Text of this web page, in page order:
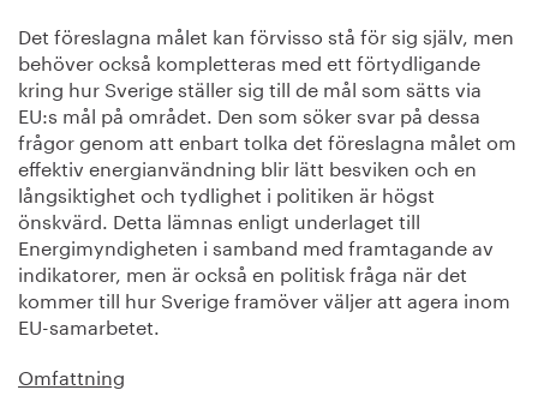
Det föreslagna målet kan förvisso stå för sig själv, men
behöver också kompletteras med ett förtydligande
kring hur Sverige ställer sig till de mål som sätts via
EU:s mål på området. Den som söker svar på dessa
frågor genom att enbart tolka det föreslagna målet om
effektiv energianvändning blir lätt besviken och en
långsiktighet och tydlighet i politiken är högst
önskvärd. Detta lämnas enligt underlaget till
Energimyndigheten i samband med framtagande av
indikatorer, men är också en politisk fråga när det
kommer till hur Sverige framöver väljer att agera inom
EU-samarbetet.
Omfattning